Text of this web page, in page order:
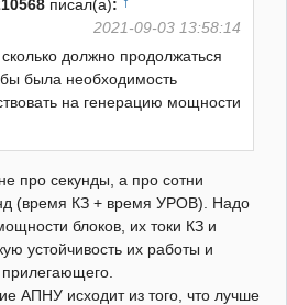
писал(а):
2021-09-03 13:58:14
должно продолжаться
была необходимость
на генерацию мощности
про секунды, а про сотни
(время КЗ + время УРОВ). Надо
блоков, их токи КЗ и
устойчивость их работы и
прилегающего.
АПНУ исходит из того, что лучше